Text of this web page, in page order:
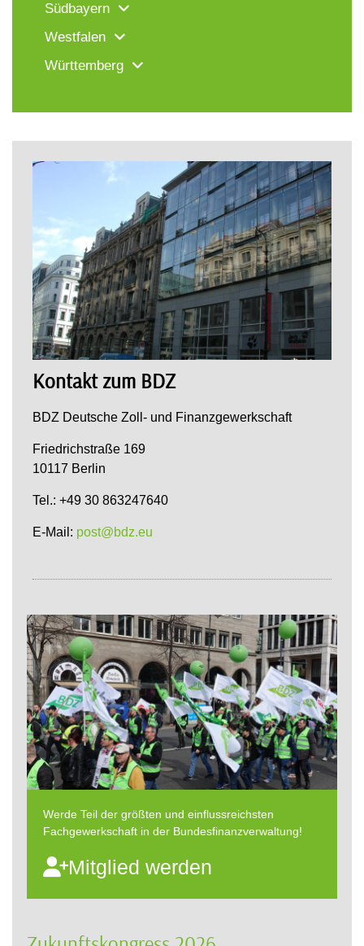
Südbayern
Westfalen
Württemberg
Kontakt zum BDZ
BDZ Deutsche Zoll- und Finanzgewerkschaft
Friedrichstraße 169
10117 Berlin
Tel.: +49 30 863247640
E-Mail: post@bdz.eu
Werde Teil der größten und einflussreichsten
Fachgewerkschaft in der Bundesfinanzverwaltung!
Mitglied werden